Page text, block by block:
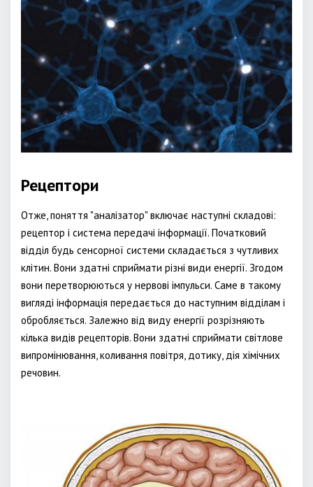
Рецептори
Отже, поняття "аналізатор" включає наступні складові:
рецептор і система передачі інформації. Початковий
відділ будь сенсорної системи складається з чутливих
клітин. Вони здатні сприймати різні види енергії. Згодом
вони перетворюються у нервові імпульси. Саме в такому
вигляді інформація передається до наступним відділам і
обробляється. Залежно від виду енергії розрізняють
кілька видів рецепторів. Вони здатні сприймати світлове
випромінювання, коливання повітря, дотику, дія хімічних
речовин.